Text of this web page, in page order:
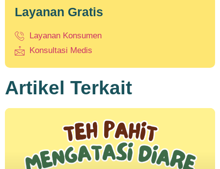
Layanan Gratis
Layanan Konsumen
Konsultasi Medis
Artikel Terkait